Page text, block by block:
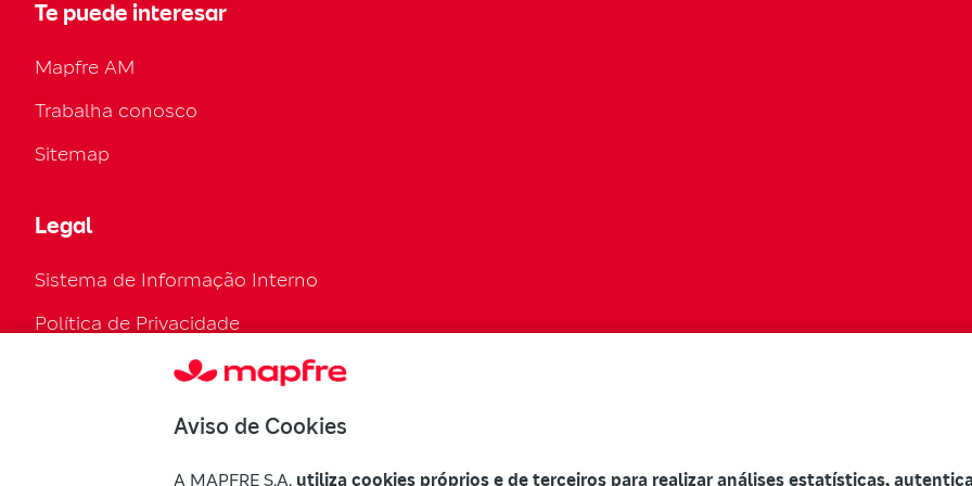
Te puede interesar
Mapfre AM
Trabalha conosco
Sitemap
Legal
Sistema de Informação Interno
Política de Privacidade
Política de cookies
Aviso de Cookies
A MAPFRE S.A. utiliza cookies próprios e de terceiros para realizar análises estatísticas,